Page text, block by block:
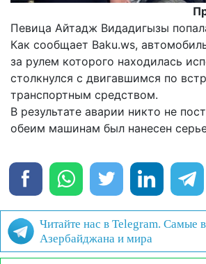
Певица Айтадж Видадигызы
Как сообщает Baku.ws,
за рулем которого находилась
столкнулся с двигавшимся по
транспортным средством.
В результате аварии никто не
обеим машинам был нанесен
Читайте нас в Telegram. Самые
Азербайджана и мира